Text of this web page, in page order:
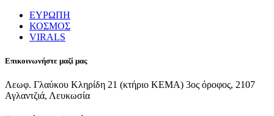
ΕΥΡΩΠΗ
ΚΟΣΜΟΣ
VIRALS
Επικοινωνήστε μαζί μας
Λεωφ. Γλαύκου Κληρίδη 21 (κτήριο ΚΕΜΑ) 3ος όροφος, 2107
Αγλαντζιά, Λευκωσία